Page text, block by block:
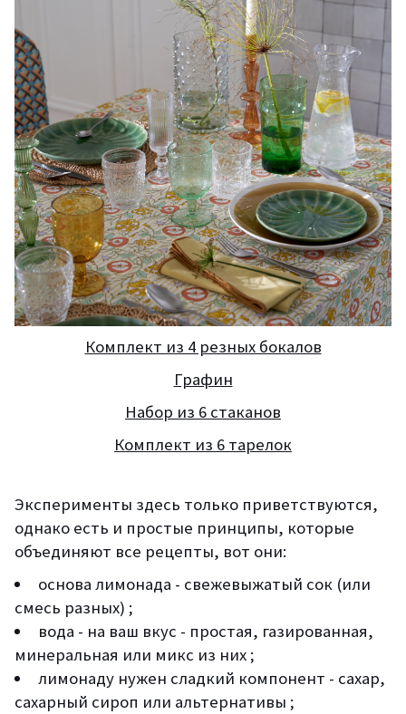
Комплект из 4 резных бокалов
Графин
Набор из 6 стаканов
Комплект из 6 тарелок
Эксперименты здесь только приветствуются,
однако есть и простые принципы, которые
объединяют все рецепты, вот они:
основа лимонада - свежевыжатый сок (или
смесь разных) ;
вода - на ваш вкус - простая, газированная,
минеральная или микс из них ;
лимонадунужен сладкий компонент - сахар,
сахарный сироп или альтернативы ;